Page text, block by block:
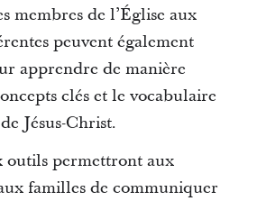
membres de l’Église aux
peuvent également
apprendre de manière
clés et le vocabulaire
Jésus-Christ.
outils permettront aux
familles de communiquer